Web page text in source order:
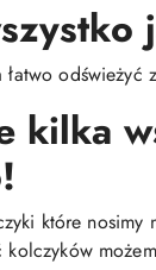
łatwo
kilka
które nosimy
kolczyków